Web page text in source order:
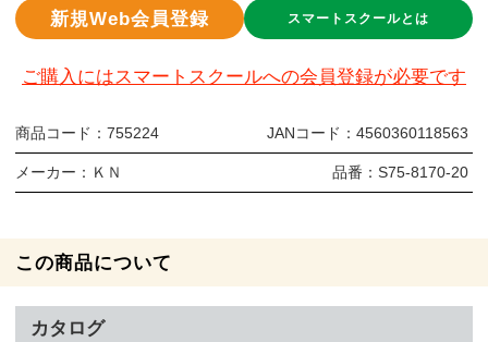
新規Web会員登録 スマートスクールとは
ご購入にはスマートスクールへの会員登録が必要です
商品コード： 755224 JANコード： 4560360118563
メーカー： ＫＮ 品番： S75-8170-20
この商品について
カタログ